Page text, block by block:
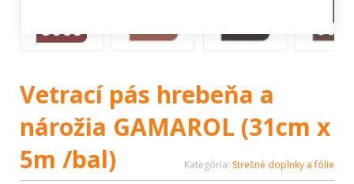
Vetrací pás hrebeňa a
nárožia GAMAROL (31cm x
5m /bal)
Kategória: Strešné doplnky a fólie